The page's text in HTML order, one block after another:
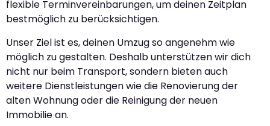
flexible Terminvereinbarungen, um deinen Zeitplan
bestmöglich zu berücksichtigen.
Unser Ziel ist es, deinen Umzug so angenehm wie
möglich zu gestalten. Deshalb unterstützen wir dich
nicht nur beim Transport, sondern bieten auch
weitere Dienstleistungen wie die Renovierung der
alten Wohnung oder die Reinigung der neuen
Immobilie an.